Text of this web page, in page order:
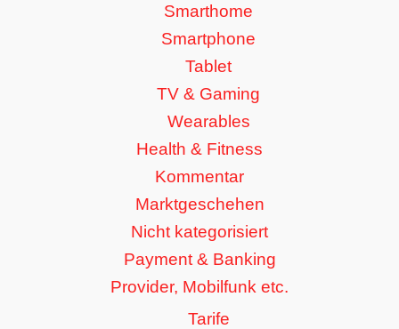
Smarthome
Smartphone
Tablet
TV & Gaming
Wearables
Health & Fitness
Kommentar
Marktgeschehen
Nicht kategorisiert
Payment & Banking
Provider, Mobilfunk etc.
Tarife